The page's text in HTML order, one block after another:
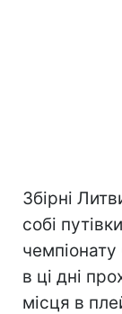
Збірні
собі
в ці дні
місця в